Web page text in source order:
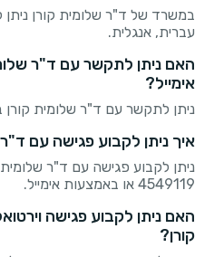
במשרד של ד"ר שלומית קורן
עברית, אנגלית.
האם ניתן לתקשר עם ד"ר
אימייל?
ניתן לתקשר עם ד"ר שלומית קורן
איך ניתן לקבוע פגישה עם
4549119 או באמצעות אימייל.
האם ניתן לקבוע פגישה
קורן?